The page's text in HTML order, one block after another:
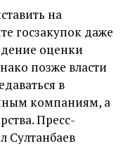
на
госзакупок даже
оценки
позже власти
в
компаниям, а
Пресс-
Султанбаев